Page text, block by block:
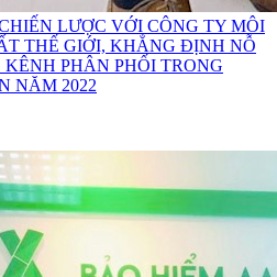
LƯỢC VỚI CÔNG TY MÔI
THẾ GIỚI, KHẲNG ĐỊNH NỖ
PHÂN PHỐI TRONG
NĂM 2022